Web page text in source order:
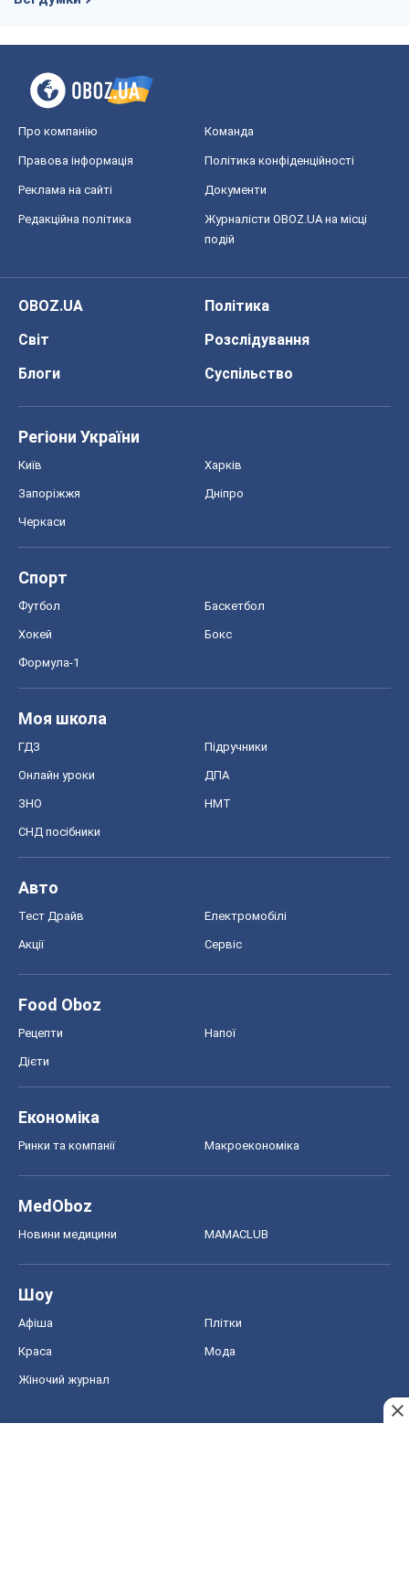
Про компанію Команда
Правова інформація Політика конфіденційності
Реклама на сайті Документи
Редакційна політика
Журналісти OBOZ.UA на місці
подій
OBOZ.UA
Політика
Світ
Розслідування
Блоги
Суспільство
Регіони України
Київ Харків
Запоріжжя Дніпро
Черкаси
Спорт
Футбол Баскетбол
Хокей Бокс
Формула-1
Моя школа
ГДЗ Підручники
Онлайн уроки ДПА
ЗНО НМТ
СНД посібники
Авто
Тест Драйв Електромобілі
Акції Сервіс
Food Oboz
Рецепти Напої
Дієти
Економіка
Ринки та компанії Макроекономіка
MedOboz
Новини медицини MAMACLUB
Шоу
Афіша Плітки
Краса Мода
Жіночий журнал